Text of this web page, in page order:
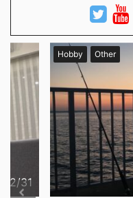
31
キャンプ キャンプ